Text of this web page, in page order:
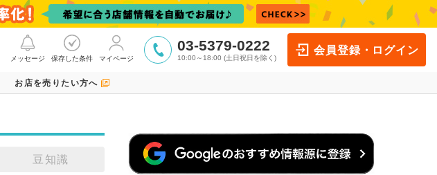
メッセージ 保存した条件 マイページ
03-5379-0222
10:00～18:00 (土日祝日を除く)
会員登録・ログイン
お店を売りたい方へ
豆知識